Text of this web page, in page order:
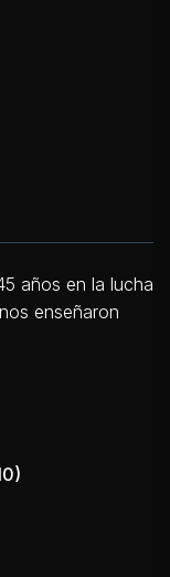
años en la lucha
enseñaron